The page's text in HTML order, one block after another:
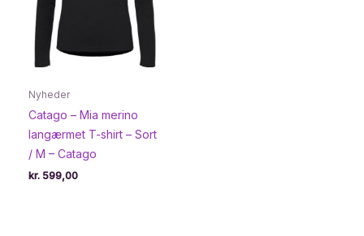
Nyheder
Catago – Mia merino
langærmet T-shirt – Sort
/ M – Catago
kr. 599,00